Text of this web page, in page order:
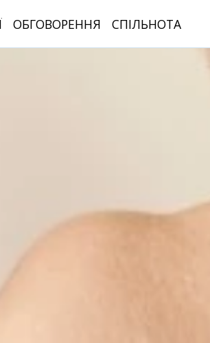
ОБГОВОРЕННЯ СПІЛЬНОТА